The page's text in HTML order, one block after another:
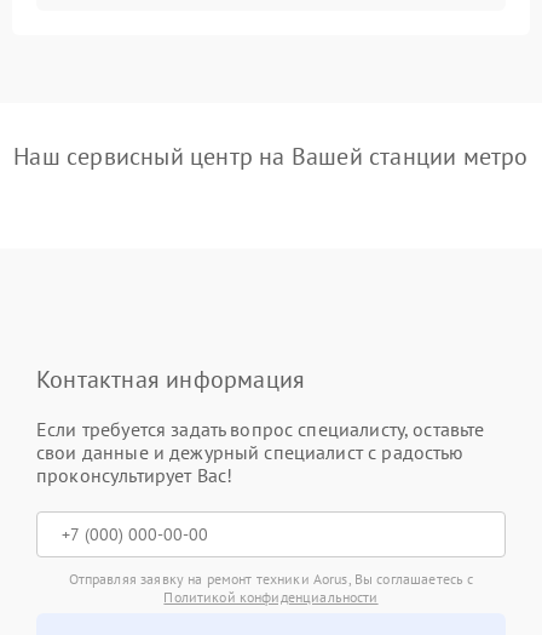
Наш сервисный центр на Вашей станции метро
Контактная информация
Если требуется задать вопрос специалисту, оставьте
свои данные и дежурный специалист с радостью
проконсультирует Вас!
Отправляя заявку на ремонт техники Aorus, Вы соглашаетесь с
Политикой конфиденциальности